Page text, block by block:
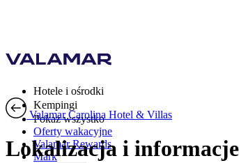
Hotele i ośrodki
Kempingi
Pokaż wszystko
Oferty wakacyjne
Valamar Rewards
Mark
Valamar Carolina Hotel & Villas
Lokalizacja i informacje